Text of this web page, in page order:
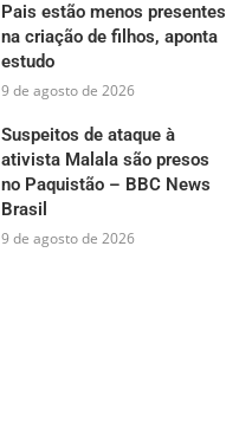
Pais estão menos presentes
na criação de filhos, aponta
estudo
9 de agosto de 2026
Suspeitos de ataque à
ativista Malala são presos
no Paquistão – BBC News
Brasil
9 de agosto de 2026